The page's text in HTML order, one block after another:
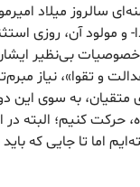
سالروز میلاد
و مولود آن، روزی
بی‌نظیر
و تقوا»، نیاز
متقیان، به سوی این
حرکت کنیم؛ البته
اما تا جایی که